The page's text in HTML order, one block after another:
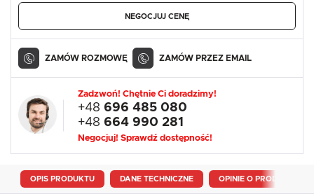
NEGOCJUJ CENĘ
ZAMÓW ROZMOWĘ ZAMÓW PRZEZ EMAIL
Zadzwoń! Chętnie Ci doradzimy!
+48 696 485 080
+48 664 990 281
Negocjuj! Sprawdź dostępność!
OPIS PRODUKTU DANE TECHNICZNE OPINIE O PRODUKCIE